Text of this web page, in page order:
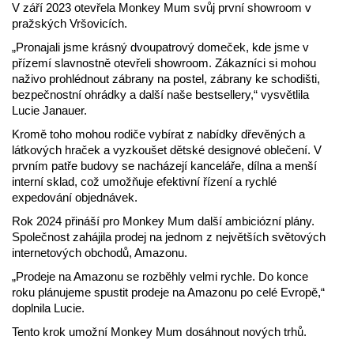
V září 2023 otevřela Monkey Mum svůj první showroom v
pražských Vršovicích.
„Pronajali jsme krásný dvoupatrový domeček, kde jsme v
přízemí slavnostně otevřeli showroom. Zákazníci si mohou
naživo prohlédnout zábrany na postel, zábrany ke schodišti,
bezpečnostní ohrádky a další naše bestsellery,“ vysvětlila
Lucie Janauer.
Kromě toho mohou rodiče vybírat z nabídky dřevěných a
látkových hraček a vyzkoušet dětské designové oblečení. V
prvním patře budovy se nacházejí kanceláře, dílna a menší
interní sklad, což umožňuje efektivní řízení a rychlé
expedování objednávek.
Rok 2024 přináší pro Monkey Mum další ambiciózní plány.
Společnost zahájila prodej na jednom z největších světových
internetových obchodů, Amazonu.
„Prodeje na Amazonu se rozběhly velmi rychle. Do konce
roku plánujeme spustit prodeje na Amazonu po celé Evropě,“
doplnila Lucie.
Tento krok umožní Monkey Mum dosáhnout nových trhů.